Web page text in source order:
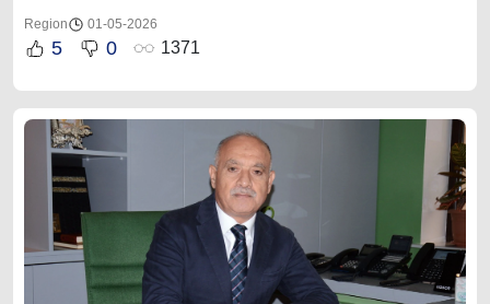
Region 01-05-2026
5 0 1371